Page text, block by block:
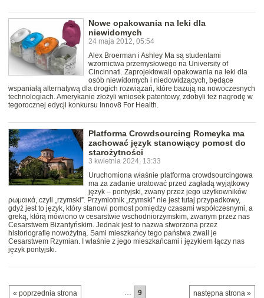
Nowe opakowania na leki dla
niewidomych
24 maja 2012, 05:54
Alex Broerman i Ashley Ma są studentami
wzornictwa przemysłowego na University of
Cincinnati. Zaprojektowali opakowania na leki dla
osób niewidomych i niedowidzących, będące
wspaniałą alternatywą dla drogich rozwiązań, które bazują na nowoczesnych
technologiach. Amerykanie złożyli wniosek patentowy, zdobyli też nagrodę w
tegorocznej edycji konkursu Innov8 For Health.
Platforma Crowdsourcing Romeyka ma
zachować język stanowiący pomost do
starożytności
3 kwietnia 2024, 13:33
Uruchomiona właśnie platforma crowdsourcingowa
ma za zadanie uratować przed zagładą wyjątkowy
język – pontyjski, zwany przez jego użytkowników
ρωμαικά, czyli „rzymski”. Przymiotnik „rzymski” nie jest tutaj przypadkowy,
gdyż jest to język, który stanowi pomost pomiędzy czasami współczesnymi, a
greką, którą mówiono w cesarstwie wschodniorzymskim, zwanym przez nas
Cesarstwem Bizantyńskim. Jednak jest to nazwa stworzona przez
historiografię nowożytną. Sami mieszkańcy tego państwa zwali je
Cesarstwem Rzymian. I właśnie z jego mieszkańcami i językiem łączy nas
język pontyjski.
« poprzednia strona następna strona »
… 9